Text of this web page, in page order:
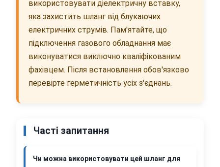
використовувати діелектричну вставку,
яка захистить шланг від блукаючих
електричних струмів. Пам'ятайте, що
підключення газового обладнання має
виконуватися виключно кваліфікованим
фахівцем. Після встановлення обов'язково
перевірте герметичність усіх з'єднань.
Часті запитання
Чи можна використовувати цей шланг для